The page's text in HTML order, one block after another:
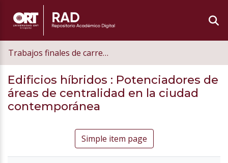
Trabajos finales de carrera de grado
Edificios híbridos : Potenciadores de
áreas de centralidad en la ciudad
contemporánea
Simple item page